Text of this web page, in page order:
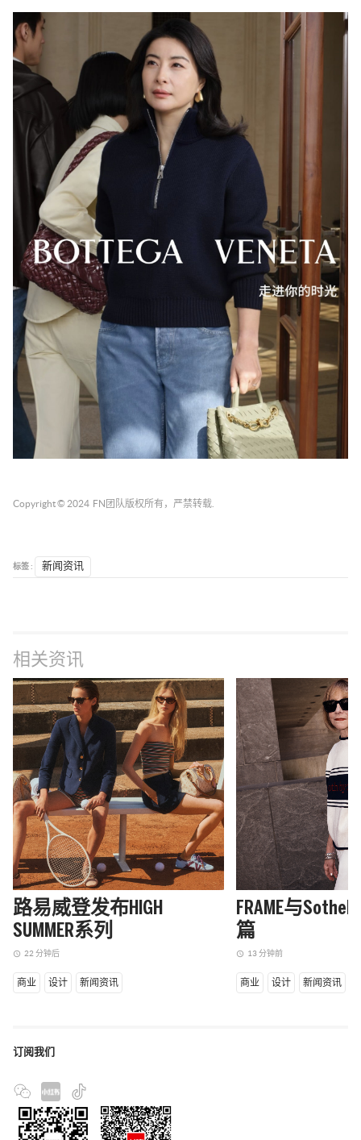
Copyright © 2024 FN团队 版权所有，严禁转载.
标签 : 新闻资讯
相关资讯
路易威登发布HIGH
SUMMER系列
access_time 22 分钟后
商业 设计 新闻资讯
FRAME与
篇
access_time 13 分钟前
商业 设计 新闻资讯
订阅我们